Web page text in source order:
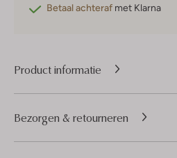
Betaal achteraf met Klarna
Product informatie
Bezorgen & retourneren